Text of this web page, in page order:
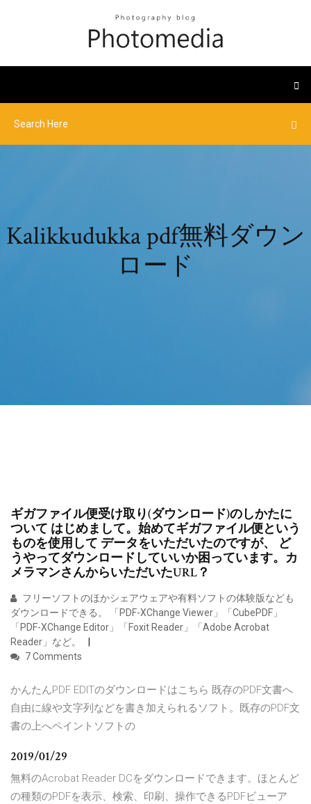
Kalikkudukka pdf無料ダウン
ロード
ギガファイル便受け取り(ダウンロード)のしかたに
ついて はじめまして。始めてギガファイル便という
ものを使用して データをいただいたのですが、 ど
うやってダウンロードしていいか困っています。カ
メラマンさんからいただいたURL？
フリーソフトのほかシェアウェアや有料ソフトの体験版なども
ダウンロードできる。 「PDF-XChange Viewer」「CubePDF」
「PDF-XChange Editor」「Foxit Reader」「Adobe Acrobat
Reader」など。
7 Comments
かんたんPDF EDITのダウンロードはこちら 既存のPDF文書へ
自由に線や文字列などを書き加えられるソフト。既存のPDF文
書の上へペイントソフトの
2019/01/29
無料のAcrobat Reader DCをダウンロードできます。ほとんど
の種類のPDFを表示、検索、印刷、操作できるPDFビューア